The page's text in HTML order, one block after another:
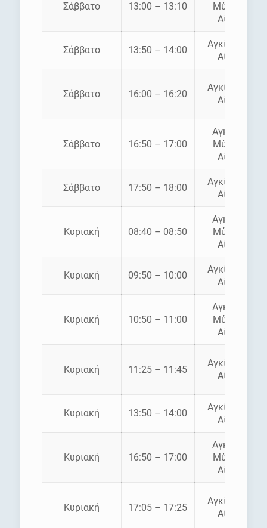
Σάββατο 13:00 – 13:10
Μύλοι –
Αίγινα
Σάββατο 13:50 – 14:00
Αγκίστρι –
Αίγινα
Σάββατο 16:00 – 16:20
Αγκίστρι –
Αίγινα
Σάββατο 16:50 – 17:00
Αγκίστρι
Μύλοι –
Αίγινα
Σάββατο 17:50 – 18:00
Αγκίστρι –
Αίγινα
Κυριακή 08:40 – 08:50
Αγκίστρι
Μύλοι –
Αίγινα
Κυριακή 09:50 – 10:00
Αγκίστρι –
Αίγινα
Κυριακή 10:50 – 11:00
Αγκίστρι
Μύλοι –
Αίγινα
Κυριακή 11:25 – 11:45
Αγκίστρι –
Αίγινα
Κυριακή 13:50 – 14:00
Αγκίστρι –
Αίγινα
Κυριακή 16:50 – 17:00
Αγκίστρι
Μύλοι –
Αίγινα
Κυριακή 17:05 – 17:25
Αγκίστρι –
Αίγινα